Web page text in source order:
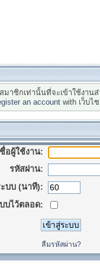
สมาชิกเท่านั้นที่จะเข้าใช้งาน
an account with เว็บ
ชื่อผู้ใช้งาน:
รหัสผ่าน:
ะบบ (นาที):
บไว้ตลอด:
ลืมรหัสผ่าน?